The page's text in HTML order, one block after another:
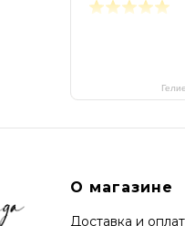
О магазине
Доставка и